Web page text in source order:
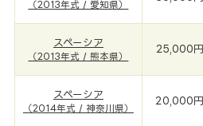
（2013年式 / 愛知県）
スペーシア
（2013年式 / 熊本県）
25,000円
スペーシア
（2014年式 / 神奈川県）
20,000円